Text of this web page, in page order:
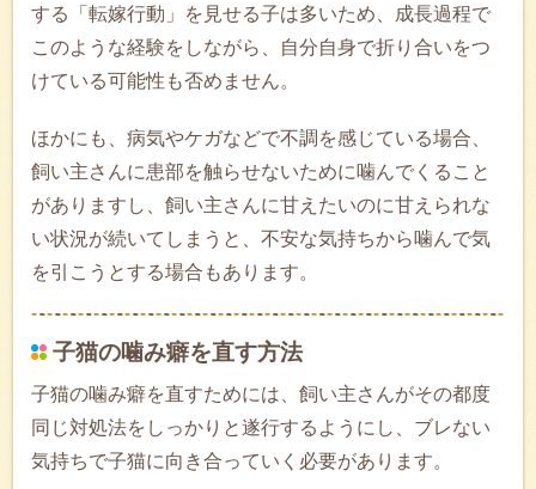
する「転嫁行動」を見せる子は多いため、成長過程で
このような経験をしながら、自分自身で折り合いをつ
けている可能性も否めません。
ほかにも、病気やケガなどで不調を感じている場合、
飼い主さんに患部を触らせないために噛んでくること
がありますし、飼い主さんに甘えたいのに甘えられな
い状況が続いてしまうと、不安な気持ちから噛んで気
を引こうとする場合もあります。
子猫の噛み癖を直す方法
子猫の噛み癖を直すためには、飼い主さんがその都度
同じ対処法をしっかりと遂行するようにし、ブレない
気持ちで子猫に向き合っていく必要があります。